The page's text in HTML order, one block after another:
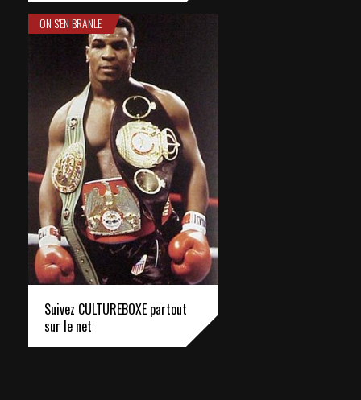
ON S'EN BRANLE
Suivez CULTUREBOXE partout
sur le net